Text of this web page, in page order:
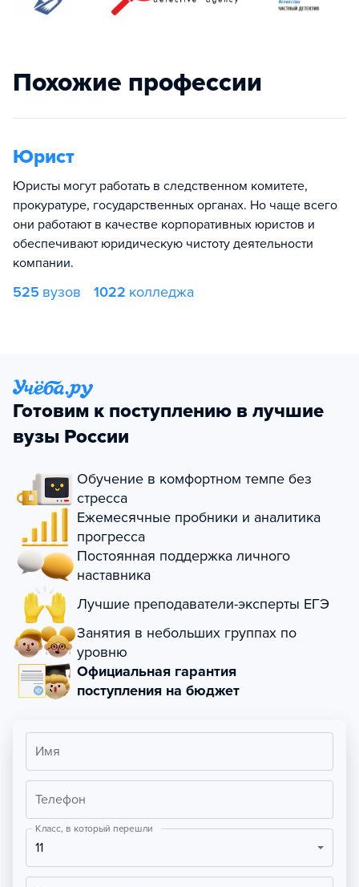
Похожие профессии
Юрист
Юристы могут работать в следственном комитете,
прокуратуре, государственных органах. Но чаще всего
они работают в качестве корпоративных юристов и
обеспечивают юридическую чистоту деятельности
компании.
525 вузов 1022 колледжа
Готовим к поступлению в лучшие
вузы России
Обучение в комфортном темпе без
стресса
Ежемесячные пробники и аналитика
прогресса
Постоянная поддержка личного
наставника
Лучшие преподаватели-эксперты ЕГЭ
Занятия в небольших группах по
уровню
Официальная гарантия
поступления на бюджет
Имя
Телефон
Класс, в который перешли
11